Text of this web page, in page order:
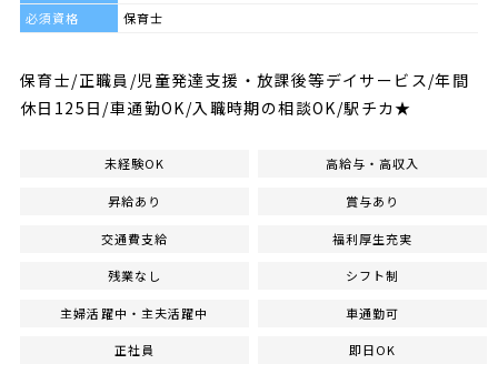
必須資格
保育士
保育士/正職員/児童発達支援・放課後等デイサービス/年間
休日125日/車通勤OK/入職時期の相談OK/駅チカ★
未経験OK 高給与・高収入
昇給あり 賞与あり
交通費支給 福利厚生充実
残業なし シフト制
主婦活躍中・主夫活躍中 車通勤可
正社員 即日OK